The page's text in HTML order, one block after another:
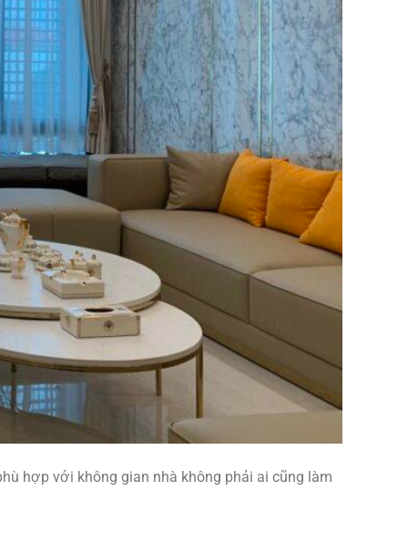
hợp với không gian nhà không phải ai cũng làm